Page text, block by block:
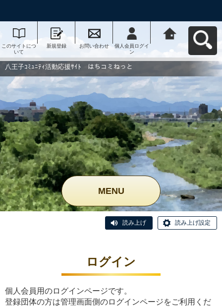
このサイトにつ
いて
新規登録 お問い合わせ
個人会員ログイ
ン
動応援ｻｲﾄ はち
コミねっとへ戻
八王子ｺﾐｭﾆﾃｨ活動応援ｻｲﾄ はちコミねっと
MENU
読み上げ 読み上げ設定
ログイン
個人会員用のログインページです。
登録団体の方は管理画面側のログインページをご利用くだ